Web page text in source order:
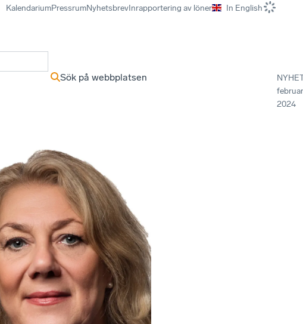
KalendariumPressrumNyhetsbrevInrapportering av löner In English
Sök på webbplatsen
2024